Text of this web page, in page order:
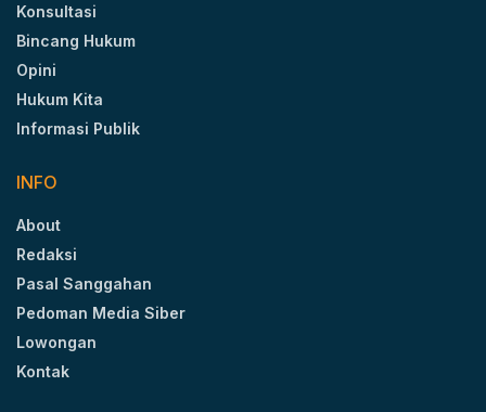
Konsultasi
Bincang Hukum
Opini
Hukum Kita
Informasi Publik
INFO
About
Redaksi
Pasal Sanggahan
Pedoman Media Siber
Lowongan
Kontak